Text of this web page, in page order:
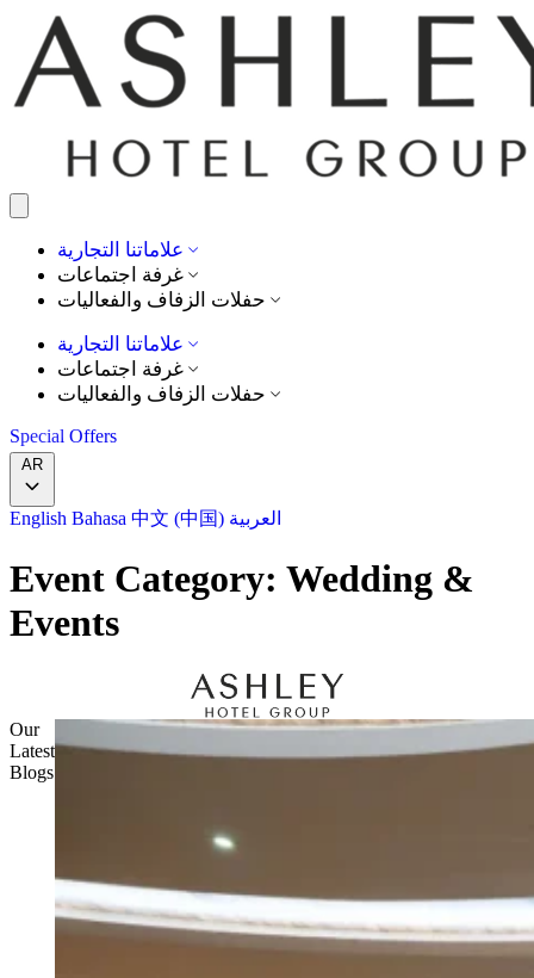
علاماتنا التجارية
غرفة اجتماعات
حفلات الزفاف والفعاليات
علاماتنا التجارية
غرفة اجتماعات
حفلات الزفاف والفعاليات
Special Offers
AR
English Bahasa 中文 (中国) العربية
Event Category: Wedding &
Events
Our
Latest
Blogs